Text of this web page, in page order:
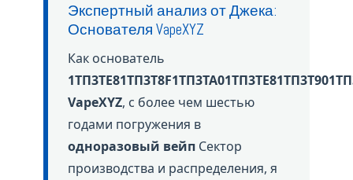
Экспертный анализ от Джека:
Основателя VapeXYZ
Как основатель
VapeXYZ, с более чем шестью
годами погружения в
одноразовый вейп Сектор
производства и распределения, я